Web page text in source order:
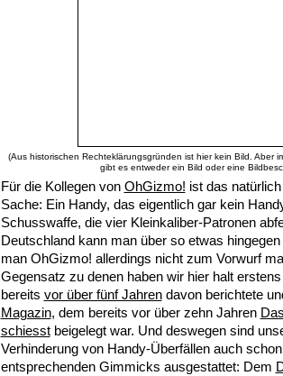
(Aus historischen Rechteklärungsgründen ist hier kein Bild. Aber
gibt es entweder ein Bild oder eine
Für die Kollegen von OhGizmo! ist das
Sache: Ein Handy, das eigentlich gar kein
Schusswaffe, die vier Kleinkaliber-Patronen
Deutschland kann man über so etwas
man OhGizmo! allerdings nicht zum Vorwurf
Gegensatz zu denen haben wir hier halt
bereits vor über fünf Jahrendavon berichtete
Magazin, dem bereits vor über zehn Jahren
schiesstbeigelegt war. Und deswegen sind
Verhinderung von Handy-Überfällen auch
entsprechenden Gimmicks ausgestattet: Dem